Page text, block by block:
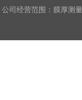
公司经营范围： 膜厚测